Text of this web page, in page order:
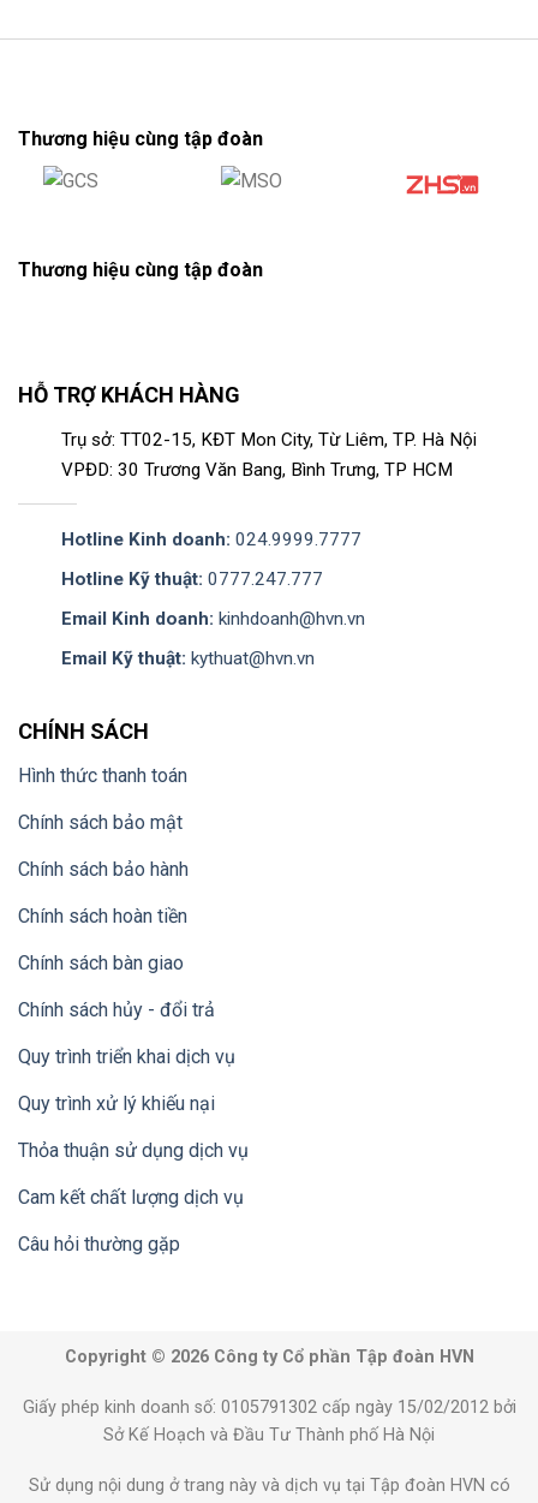
Thương hiệu cùng tập đoàn
Thương hiệu cùng tập đoàn
HỖ TRỢ KHÁCH HÀNG
Trụ sở: TT02-15, KĐT Mon City, Từ Liêm, TP. Hà Nội
VPĐD: 30 Trương Văn Bang, Bình Trưng, TP HCM
Hotline Kinh doanh: 024.9999.7777
Hotline Kỹ thuật: 0777.247.777
Email Kinh doanh: kinhdoanh@hvn.vn
Email Kỹ thuật: kythuat@hvn.vn
CHÍNH SÁCH
Hình thức thanh toán
Chính sách bảo mật
Chính sách bảo hành
Chính sách hoàn tiền
Chính sách bàn giao
Chính sách hủy - đổi trả
Quy trình triển khai dịch vụ
Quy trình xử lý khiếu nại
Thỏa thuận sử dụng dịch vụ
Cam kết chất lượng dịch vụ
Câu hỏi thường gặp
Copyright © 2026 Công ty Cổ phần Tập đoàn HVN
Giấy phép kinh doanh số: 0105791302 cấp ngày 15/02/2012 bởi
Sở Kế Hoạch và Đầu Tư Thành phố Hà Nội
Sử dụng nội dung ở trang này và dịch vụ tại Tập đoàn HVN có